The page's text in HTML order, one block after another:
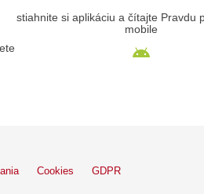
stiahnite si aplikáciu a čítajte Pravdu
mobile
Cookies GDPR